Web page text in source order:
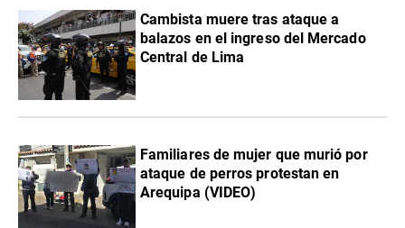
Cambista muere tras ataque a
balazos en el ingreso del Mercado
Central de Lima
Familiares de mujer que murió por
ataque de perros protestan en
Arequipa (VIDEO)